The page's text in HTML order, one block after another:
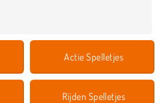
Actie Spelletjes
Rijden Spelletjes